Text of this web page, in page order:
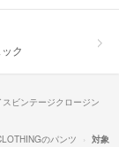
ク
ビンテージクロージン
のパンツ
対象